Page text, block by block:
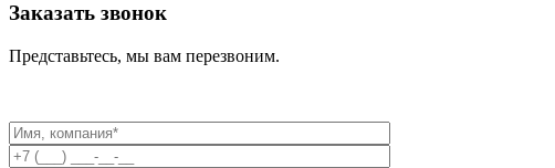
Заказать звонок
Представьтесь, мы вам перезвоним.